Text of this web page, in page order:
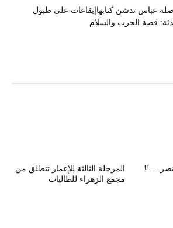
عباس تدشن كتابهاإيقاعات على طبول
قصة الحرب والسلام
المرحلة الثالثة للإعمار تنطلق من
مجمع الزهراء للطالبات